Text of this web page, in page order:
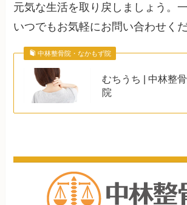
元気な生活を取り戻しましょう。
いつでもお気軽にお問い合わせくだ
中林整骨院・なかもず院
むちうち | 中林整
院